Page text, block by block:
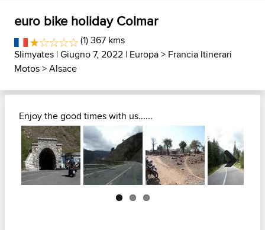
euro bike holiday Colmar
(1) 367 kms
Slimyates | Giugno 7, 2022 | Europa> Francia Itinerari
Motos>Alsace
Enjoy the good times with us......
Next